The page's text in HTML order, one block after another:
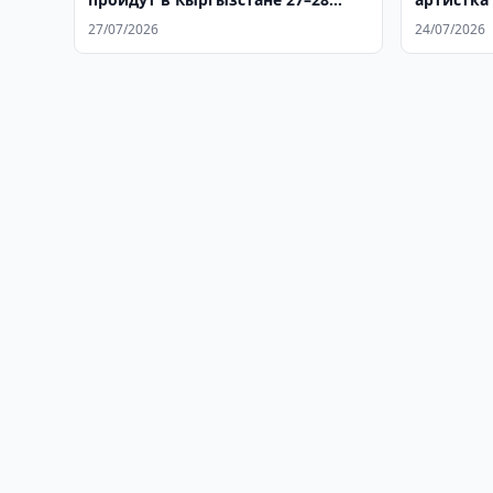
июля
27/07/2026 24/07/2026